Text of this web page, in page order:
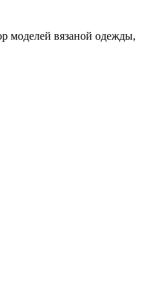
моделей вязаной одежды,